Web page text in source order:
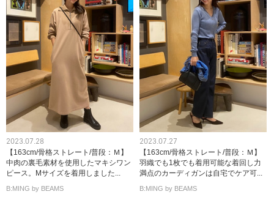
2023.07.28
【163cm/骨格ストレート/普段：Ｍ】
中肉の裏毛素材を使用したマキシワン
ピース。Mサイズを着用しました...
B:MING by BEAMS
2023.07.27
【163cm/骨格ストレート/普段：Ｍ】
羽織でも1枚でも着用可能な着回し力
満点のカーディガンは自宅でケア可...
B:MING by BEAMS